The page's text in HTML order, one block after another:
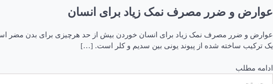
عوارض و ضرر مصرف نمک زیاد برای انسان
عوارض و ضرر مصرف نمک زیاد برای انسان خوردن بیش از حد هرچیزی برای بدن مضر
یک ترکیب ساخته شده از پیوند یونی بین سدیم و کلر است. […]
ادامه مطلب